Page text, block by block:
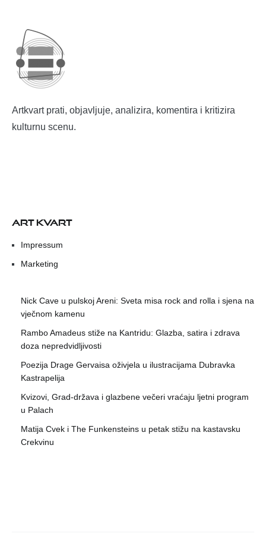
Artkvart prati, objavljuje, analizira, komentira i kritizira
kulturnu scenu.
ART KVART
Impressum
Marketing
Nick Cave u pulskoj Areni: Sveta misa rock and rolla i sjena na
vječnom kamenu
Rambo Amadeus stiže na Kantridu: Glazba, satira i zdrava
doza nepredvidljivosti
Poezija Drage Gervaisa oživjela u ilustracijama Dubravka
Kastrapelija
Kvizovi, Grad-država i glazbene večeri vraćaju ljetni program
u Palach
Matija Cvek i The Funkensteins u petak stižu na kastavsku
Crekvinu